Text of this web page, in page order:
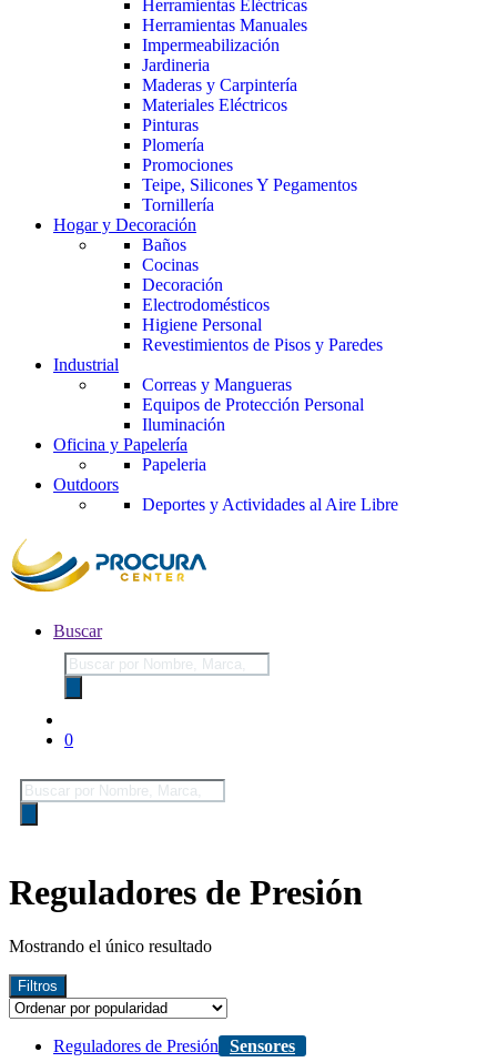
Herramientas Eléctricas
Herramientas Manuales
Impermeabilización
Jardineria
Maderas y Carpintería
Materiales Eléctricos
Pinturas
Plomería
Promociones
Teipe, Silicones Y Pegamentos
Tornillería
Hogar y Decoración
Baños
Cocinas
Decoración
Electrodomésticos
Higiene Personal
Revestimientos de Pisos y Paredes
Industrial
Correas y Mangueras
Equipos de Protección Personal
Iluminación
Oficina y Papelería
Papeleria
Outdoors
Deportes y Actividades al Aire Libre
Buscar
Búsqueda
de
productos
0
Búsqueda
de
productos
Reguladores de Presión
Mostrando el único resultado
Filtros
Reguladores de Presión Sensores